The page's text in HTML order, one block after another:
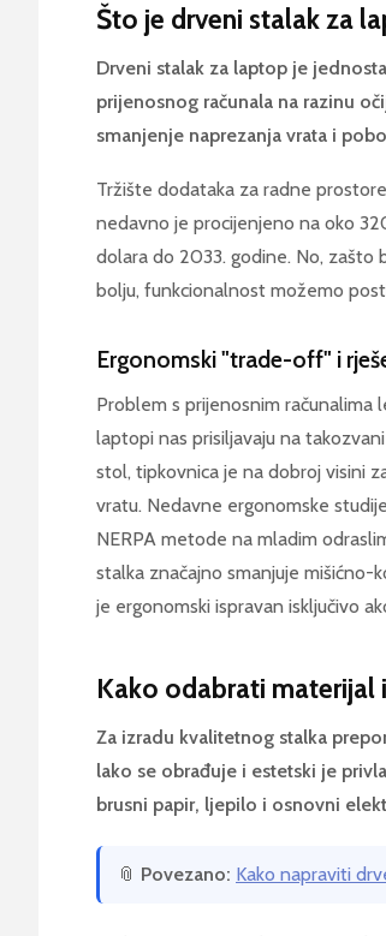
Što je drveni stalak za
Drveni stalak za laptop je
prijenosnog računala na razinu
smanjenje naprezanja vrata i
Tržište dodataka za radne
nedavno je procijenjeno na oko
dolara do 2033. godine. No, zašto
bolju, funkcionalnost možemo
Ergonomski "trade-off" i
Problem s prijenosnim računalima
laptopi nas prisiljavaju na
stol, tipkovnica je na dobroj visini
vratu. Nedavne ergonomske
NERPA metode na mladim
stalka značajno smanjuje mišićno-
je ergonomski ispravan isključivo
Kako odabrati materijal
Za izradu kvalitetnog stalka
lako se obrađuje i estetski je
brusni papir, ljepilo i osnovni
📎 Povezano: Kako napraviti